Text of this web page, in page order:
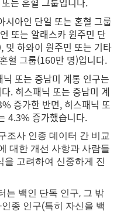
시아인 단일 또는 혼혈 그룹
또는 알래스카 원주민 단
및 하와이 원주민 또는 기타
혈 그룹(160만 명)입니다.
또는 중남미 계통 인구는
. 히스패닉 또는 중남미 계
증가한 반면, 히스패닉 또
4.3% 증가했습니다.
조사 인종 데이터 간 비교
대한 개선 사항과 사람들
을 고려하여 신중하게 진
는 백인 단독 인구, 그 밖
종 인구(특히 자신을 백